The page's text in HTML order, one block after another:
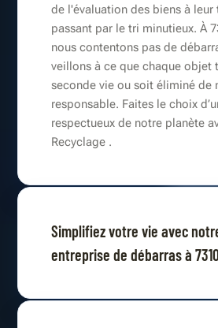
de l'évaluation des biens à leur
passant par le tri minutieux. À
nous contentons pas de
veillons à ce que chaque objet
seconde vie ou soit éliminé de
responsable. Faites le choix
respectueux de notre planète
Recyclage .
Simplifiez votre vie avec
entreprise de débarras à